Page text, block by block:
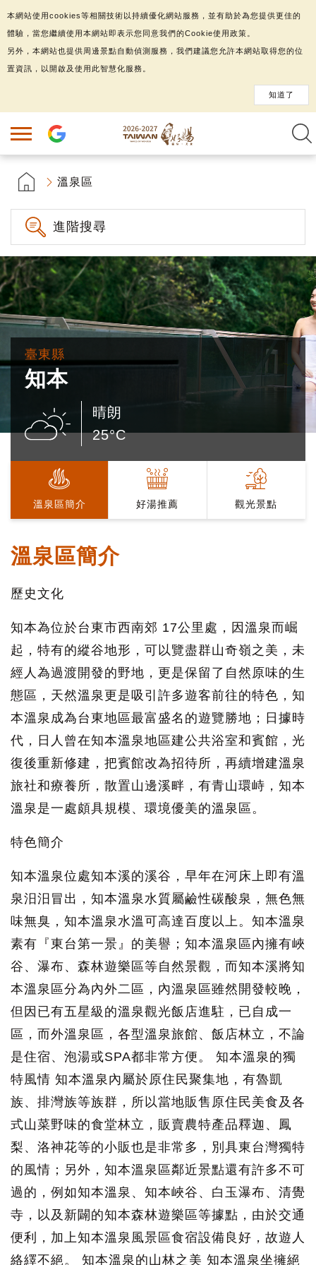
溫泉區
進階搜尋
臺東縣
知本
晴朗
25°C
溫泉區簡介 好湯推薦 觀光景點
溫泉區簡介
歷史文化
知本為位於台東市西南郊 17公里處，因溫泉而崛
起，特有的縱谷地形，可以覽盡群山奇嶺之美，未
經人為過渡開發的野地，更是保留了自然原味的生
態區，天然溫泉更是吸引許多遊客前往的特色，知
本溫泉成為台東地區最富盛名的遊覽勝地；日據時
代，日人曾在知本溫泉地區建公共浴室和賓館，光
復後重新修建，把賓館改為招待所，再續增建溫泉
旅社和療養所，散置山邊溪畔，有青山環峙，知本
溫泉是一處頗具規模、環境優美的溫泉區。
特色簡介
知本溫泉位處知本溪的溪谷，早年在河床上即有溫
泉汨汨冒出，知本溫泉水質屬鹼性碳酸泉，無色無
味無臭，知本溫泉水溫可高達百度以上。知本溫泉
素有『東台第一景』的美譽；知本溫泉區內擁有峽
谷、瀑布、森林遊樂區等自然景觀，而知本溪將知
本溫泉區分為內外二區，內溫泉區雖然開發較晚，
但因已有五星級的溫泉觀光飯店進駐，已自成一
區，而外溫泉區，各型溫泉旅館、飯店林立，不論
是住宿、泡湯或SPA都非常方便。 知本溫泉的獨
特風情 知本溫泉內屬於原住民聚集地，有魯凱
族、排灣族等族群，所以當地販售原住民美食及各
式山菜野味的食堂林立，販賣農特產品釋迦、鳳
梨、洛神花等的小販也是非常多，別具東台灣獨特
的風情；另外，知本溫泉區鄰近景點還有許多不可
過的，例如知本溫泉、知本峽谷、白玉瀑布、清覺
寺，以及新闢的知本森林遊樂區等據點，由於交通
便利，加上知本溫泉風景區食宿設備良好，故遊人
絡繹不絕。 知本溫泉的山林之美 知本溫泉坐擁絕
本網站使用cookies等相關技術以持續優化網站服務，並有助於為您提供更佳的
體驗，當您繼續使用本網站即表示您同意我們的Cookie使用政策。
另外，本網站也提供周邊景點自動偵測服務，我們建議您允許本網站取得您的位
置資訊，以開啟及使用此智慧化服務。
知道了